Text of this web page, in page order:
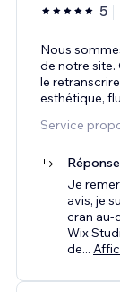
5
Nous
de notre site.
le
esthétique,
Service
Je
avis, je
cran au-
Wix
de...